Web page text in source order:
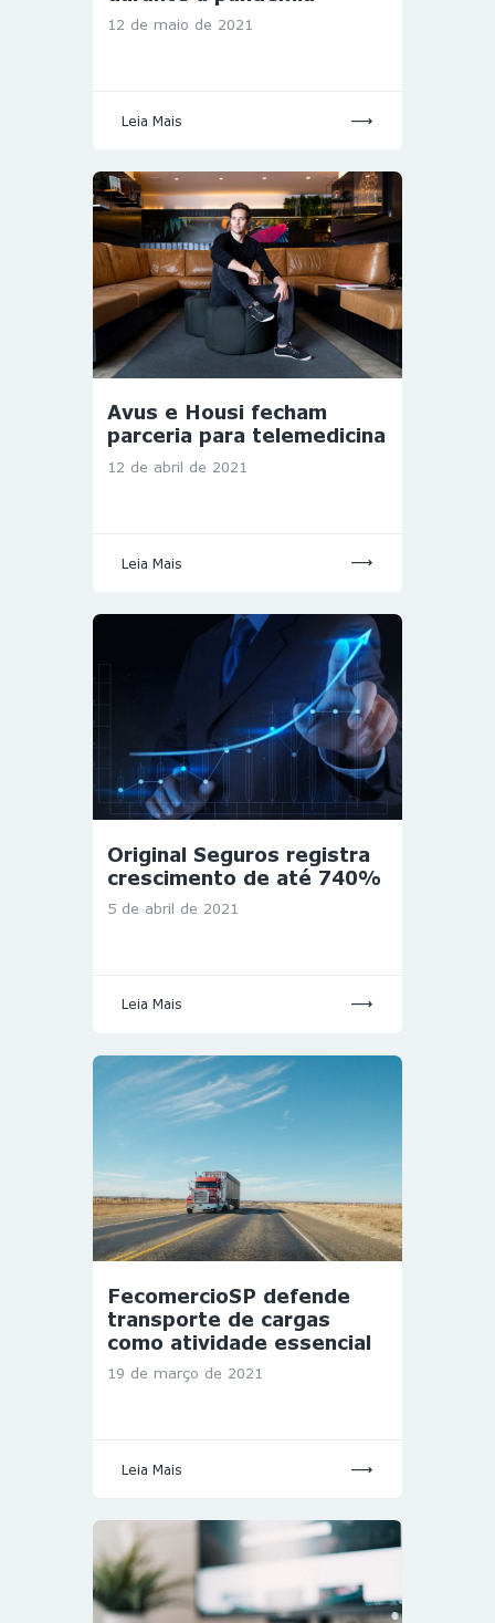
12 de maio de 2021
Leia Mais
Avus e Housi fecham
parceria para telemedicina
12 de abril de 2021
Leia Mais
Original Seguros registra
crescimento de até 740%
5 de abril de 2021
Leia Mais
FecomercioSP defende
transporte de cargas
como atividade essencial
19 de março de 2021
Leia Mais